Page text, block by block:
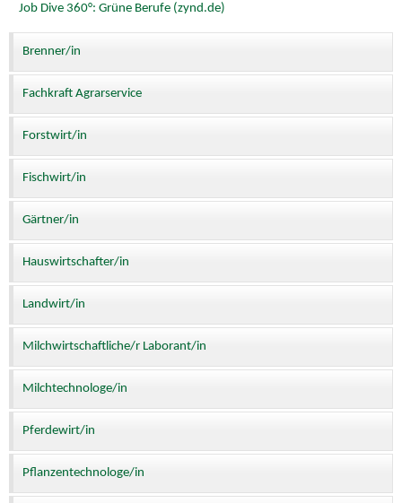
Job Dive 360°: Grüne Berufe (zynd.de)
Brenner/in
Fachkraft Agrarservice
Forstwirt/in
Fischwirt/in
Gärtner/in
Hauswirtschafter/in
Landwirt/in
Milchwirtschaftliche/r Laborant/in
Milchtechnologe/in
Pferdewirt/in
Pflanzentechnologe/in